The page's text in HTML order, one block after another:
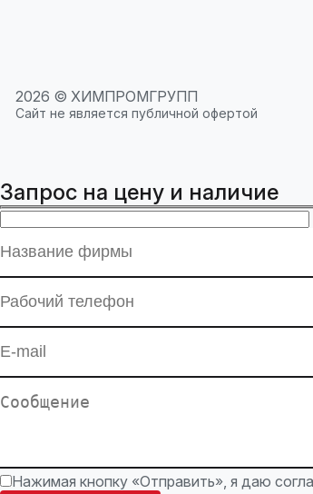
2026 © ХИМПРОМГРУПП
Сайт не является публичной офертой
Запрос на цену и наличие
Нажимая кнопку «Отправить», я даю